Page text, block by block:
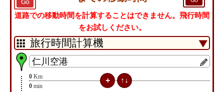
Go
道路での移動時間を計算することはできません。飛行時間
をお試しください。
0 Km
0 min